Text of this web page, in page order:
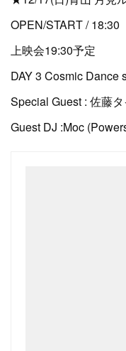
OPEN/START / 18:30
上映会19:30予定
DAY 3 Cosmic Dance
Special Guest : 佐藤
Guest DJ :Moc